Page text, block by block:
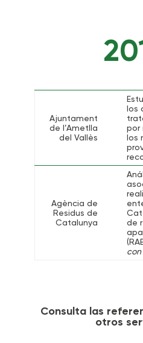
Ajuntament
de l’Ametlla
del Vallès
los
por
los
Agència de
Residus de
Catalunya
de
con
Consulta las
otros